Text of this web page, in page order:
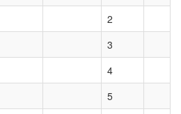
2
3
4
5